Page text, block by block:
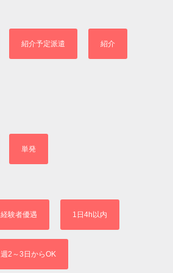
紹介予定派遣 紹介
単発
経験者優遇 1日4h以内
週2～3日からOK